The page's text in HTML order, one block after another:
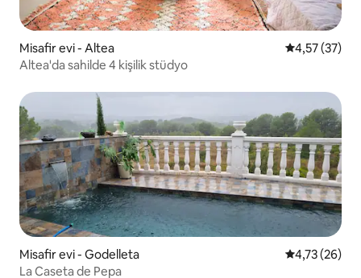
Misafir evi - Altea 5 üzerinden
4,57 (37)
Altea'da sahilde 4 kişilik stüdyo
Misafir evi - Godelleta 5 üzerinden
4,73 (26)
La Caseta de Pepa